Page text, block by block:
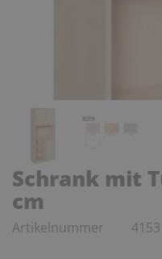
Schrank mit
cm
Artikelnummer 4153